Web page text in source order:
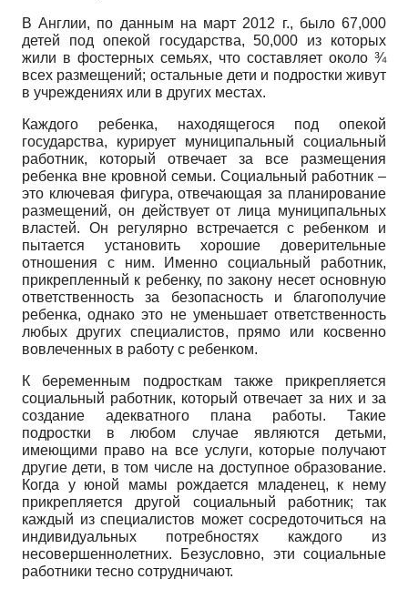
В Англии, по данным на март 2012 г., было 67,000
детей под опекой государства, 50,000 из которых
жили в фостерных семьях, что составляет около ¾
всех размещений; остальные дети и подростки живут
в учреждениях или в других местах.
Каждого ребенка, находящегося под опекой
государства, курирует муниципальный социальный
работник, который отвечает за все размещения
ребенка вне кровной семьи. Социальный работник –
это ключевая фигура, отвечающая за планирование
размещений, он действует от лица муниципальных
властей. Он регулярно встречается с ребенком и
пытается установить хорошие доверительные
отношения с ним. Именно социальный работник,
прикрепленный к ребенку, по закону несет основную
ответственность за безопасность и благополучие
ребенка, однако это не уменьшает ответственность
любых других специалистов, прямо или косвенно
вовлеченных в работу с ребенком.
К беременным подросткам также прикрепляется
социальный работник, который отвечает за них и за
создание адекватного плана работы. Такие
подростки в любом случае являются детьми,
имеющими право на все услуги, которые получают
другие дети, в том числе на доступное образование.
Когда у юной мамы рождается младенец, к нему
прикрепляется другой социальный работник; так
каждый из специалистов может сосредоточиться на
индивидуальных потребностях каждого из
несовершеннолетних. Безусловно, эти социальные
работники тесно сотрудничают.